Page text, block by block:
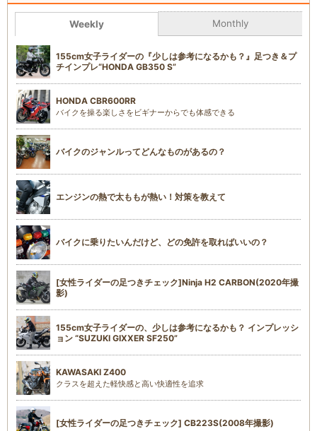
Weekly Monthly
155cm女子ライダーの『少しは参考になるかも？』足つき＆プ
チインプレ“HONDA GB350 S”
HONDA CBR600RR
バイクを操る楽しさをビギナーからでも体感できる
バイクのジャンルってどんなものがあるの？
エンジンの熱で太ももが熱い！対策を教えて
バイクに乗りたいんだけど、どの免許を取ればいいの？
[女性ライダーの足つきチェック]Ninja H2 CARBON(2020年撮
影)
155cm女子ライダーの、少しは参考になるかも？ インプレッシ
ョン “SUZUKI GIXXER SF250”
KAWASAKI Z400
クラスを超えた軽快感と高い快適性を追求
[女性ライダーの足つきチェック] CB223S(2008年撮影)